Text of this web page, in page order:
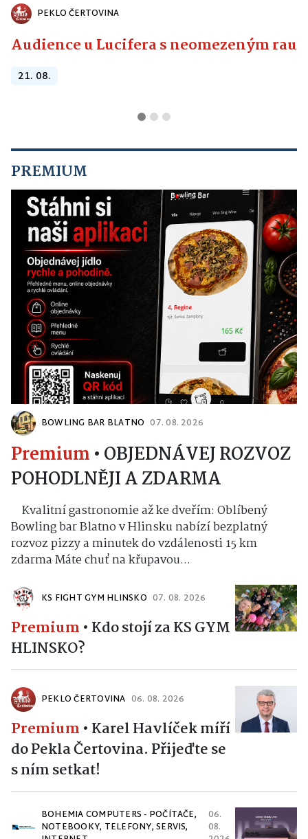
PEKLO ČERTOVINA
Audience u Lucifera s neomezeným
21. 08.
PREMIUM
BOWLING BAR BLATNO 07. 08. 2026
Premium • OBJEDNÁVEJ ROZVOZ
POHODLNĚJI A ZDARMA
Kvalitní gastronomie až ke dveřím: Oblíbený
Bowling bar Blatno v Hlinsku nabízí bezplatný
rozvoz pizzy a minutek do vzdálenosti 15 km
zdarma Máte chuť na křupavou...
KS FIGHT GYM HLINSKO 07. 08. 2026
Premium • Kdo stojí za KS GYM
HLINSKO?
PEKLO ČERTOVINA 06. 08. 2026
Premium • Karel Havlíček míří
do Pekla Čertovina. Přijeďte se
s ním setkat!
BOHEMIA COMPUTERS - POČÍTAČE,
NOTEBOOKY, TELEFONY, SERVIS,
06.
08.